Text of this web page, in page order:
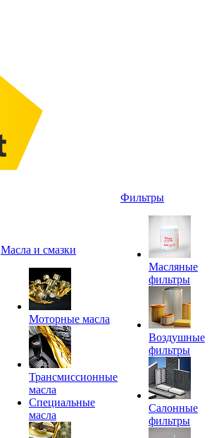
Масла и смазки
Моторные масла
Трансмиссионные
масла
Специальные
масла
Фильтры
Масляные
фильтры
Воздушные
фильтры
Салонные
фильтры